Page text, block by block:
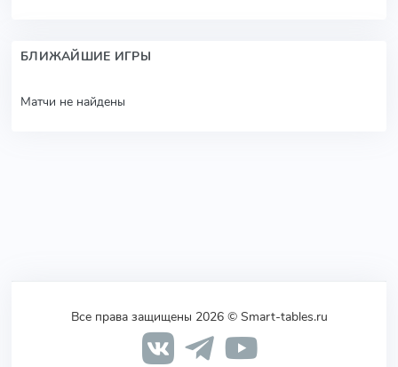
БЛИЖАЙШИЕ ИГРЫ
Матчи не найдены
Все права защищены 2026 © Smart-tables.ru